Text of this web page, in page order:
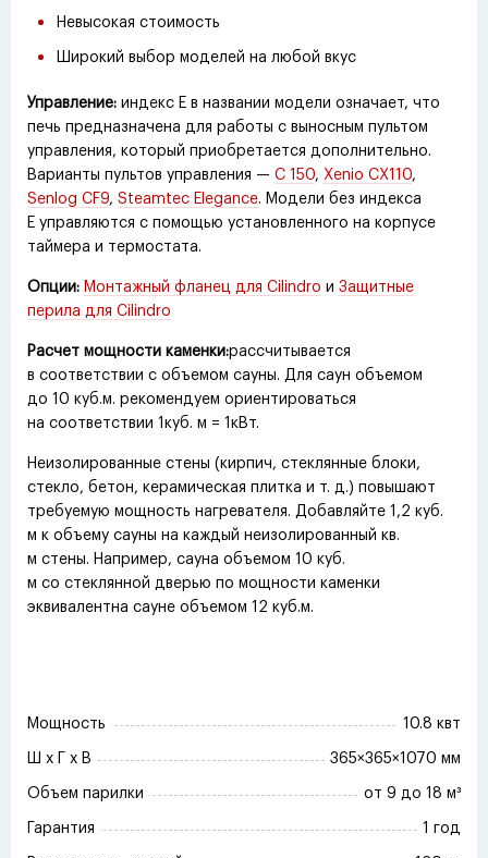
Невысокая стоимость
Широкий выбор моделей на любой вкус
Управление: индекс Е в названии модели означает, что
печь предназначена для работы с выносным пультом
управления, который приобретается дополнительно.
Варианты пультов управления — C 150, Xenio CX110,
Senlog CF9, Steamtec Elegance. Модели без индекса
Е управляются с помощью установленного на корпусе
таймера и термостата.
Опции: Монтажный фланец для Cilindro и Защитные
перила для Cilindro
Расчет мощности каменки:рассчитывается
в соответствии с объемом сауны. Для саун объемом
до 10 куб.м. рекомендуем ориентироваться
на соответствии 1куб. м = 1кВт.
Неизолированные стены (кирпич, стеклянные блоки,
стекло, бетон, керамическая плитка и т. д.) повышают
требуемую мощность нагревателя. Добавляйте 1,2 куб.
м к объему сауны на каждый неизолированный кв.
м стены. Например, сауна объемом 10 куб.
м со стеклянной дверью по мощности каменки
эквивалентна сауне объемом 12 куб.м.
Мощность 10.8 квт
Ш x Г x В 365×365×1070 мм
Объем парилки от 9 до 18 м³
Гарантия 1 год